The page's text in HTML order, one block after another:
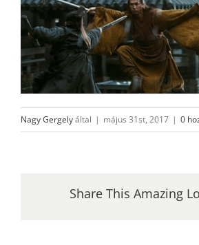
Nagy Gergelyáltal | május 31st, 2017 | 0
Share This Amazing